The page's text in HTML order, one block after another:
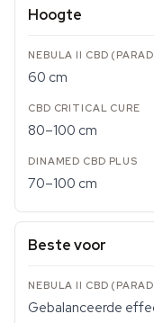
Hoogte
60 cm
80–100 cm
70–100 cm
Beste voor
Gebalanceerde